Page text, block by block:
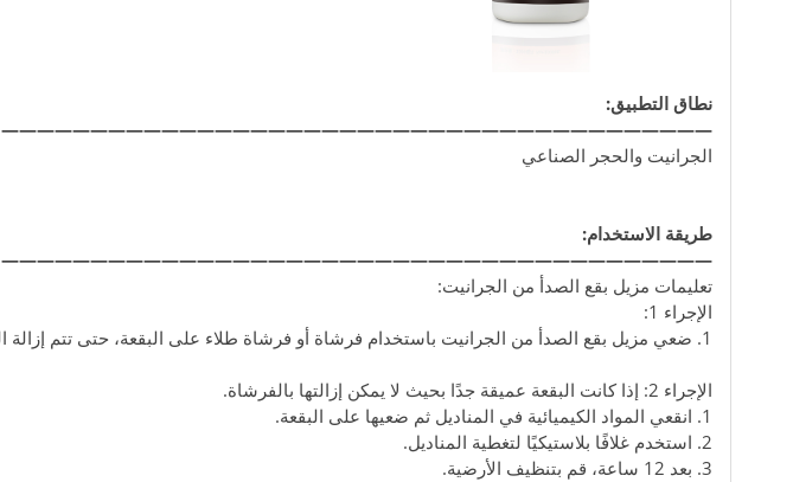
نطاق التطبيق:
————————————————————————————————————————
الجرانيت والحجر الصناعي
طريقة الاستخدام:
————————————————————————————————————————
تعليمات مزيل بقع الصدأ من الجرانيت:
الإجراء 1:
1. ضعي مزيل بقع الصدأ من الجرانيت باستخدام فرشاة أو فرشاة طلاء على البقعة، حتى تتم إزالة البقعة.
الإجراء 2: إذا كانت البقعة عميقة جدًا بحيث لا يمكن إزالتها بالفرشاة.
1. انقعي المواد الكيميائية في المناديل ثم ضعيها على البقعة.
2. استخدم غلافًا بلاستيكيًا لتغطية المناديل.
3. بعد 12 ساعة، قم بتنظيف الأرضية.